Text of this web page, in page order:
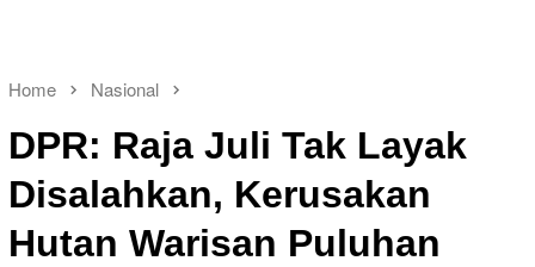
Home Nasional
DPR: Raja Juli Tak Layak
Disalahkan, Kerusakan
Hutan Warisan Puluhan